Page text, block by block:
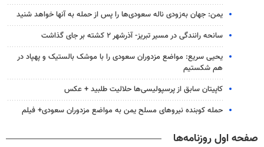
یمن: جهان به‌زودی ناله سعودی‌ها را پس از حمله به آنها خواهد شنید
سانحه رانندگی در مسیر تبریز- آذرشهر ۲ کشته بر جای گذاشت
یحیی سریع: مواضع مزدوران سعودی را با موشک بالستیک و پهپاد در
هم شکستیم
کاپیتان سابق از پرسپولیسی‌ها حلالیت طلبید + عکس
حمله کوبنده نیروهای مسلح یمن به مواضع مزدوران سعودی+ فیلم
صفحه اول روزنامه‌ها